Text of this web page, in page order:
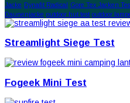
Jacke Dynafit Radical Gore Tex Jacken
Daunenjacke outdoor hut test outdoor
Streamlight Siege Test
Fogeek Mini Test